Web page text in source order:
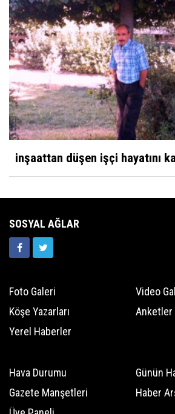
Ziraat Odası'nın Çiftçiye
Yüksel Ayhan
Nezahat Onbaşı
Sultan Akbulut
inşaattan düşen işçi hayatını
SOSYAL AĞLAR
Foto Galeri
Video
Köşe Yazarları
Anketler
Yerel Haberler
Hava Durumu
Günün
Gazete Manşetleri
Haber